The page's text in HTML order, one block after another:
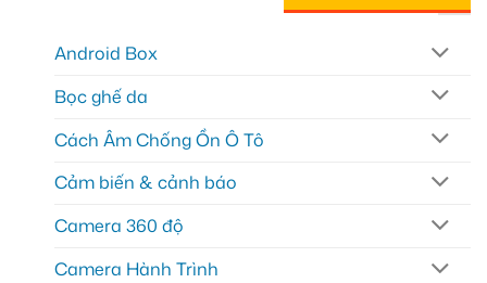
Android Box
Bọc ghế da
Cách Âm Chống Ồn Ô Tô
Cảm biến & cảnh báo
Camera 360 độ
Camera Hành Trình